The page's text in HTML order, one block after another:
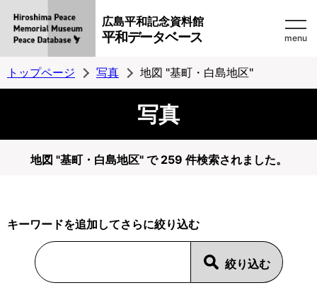
広島平和記念資料館
平和データベース menu
トップページ 写真 地図 "基町・白島地区"
写真
地図 "基町・白島地区" で 259 件検索されました。
キーワードを追加してさらに絞り込む